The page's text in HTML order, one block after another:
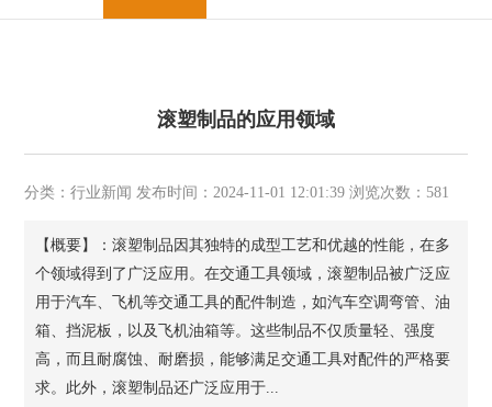
滚塑制品的应用领域
分类：行业新闻 发布时间：2024-11-01 12:01:39 浏览次数：581
【概要】：滚塑制品因其独特的成型工艺和优越的性能，在多
个领域得到了广泛应用。在交通工具领域，滚塑制品被广泛应
用于汽车、飞机等交通工具的配件制造，如汽车空调弯管、油
箱、挡泥板，以及飞机油箱等。这些制品不仅质量轻、强度
高，而且耐腐蚀、耐磨损，能够满足交通工具对配件的严格要
求。此外，滚塑制品还广泛应用于...